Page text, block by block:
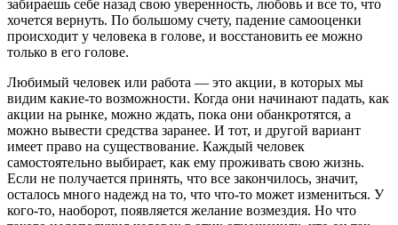
забираешь себе назад свою уверенность, любовь и все то, что
хочется вернуть. По большому счету, падение самооценки
происходит у человека в голове, и восстановить ее можно
только в его голове.
Любимый человек или работа — это акции, в которых мы
видим какие-то возможности. Когда они начинают падать, как
акции на рынке, можно ждать, пока они обанкротятся, а
можно вывести средства заранее. И тот, и другой вариант
имеет право на существование. Каждый человек
самостоятельно выбирает, как ему проживать свою жизнь.
Если не получается принять, что все закончилось, значит,
осталось много надежд на то, что что-то может измениться. У
кого-то, наоборот, появляется желание возмездия. Но что